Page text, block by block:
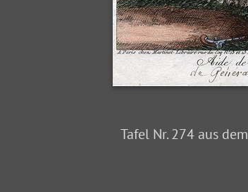
Tafel Nr. 274 aus